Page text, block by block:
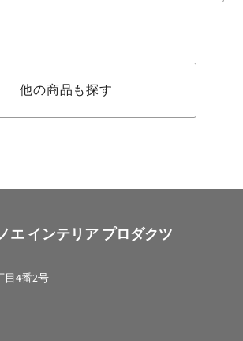
他の商品も探す
エ インテリア プロダクツ
目4番2号